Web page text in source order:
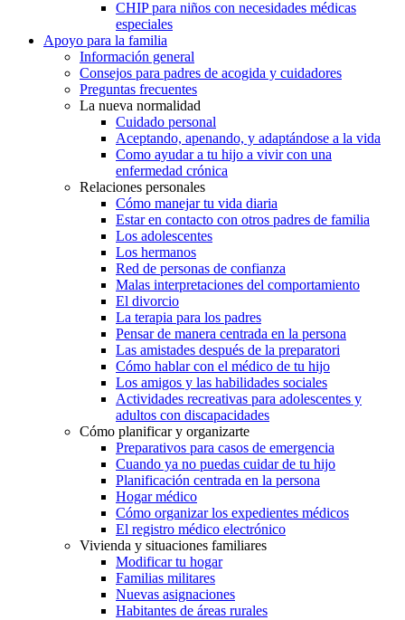
CHIP para niños con necesidades médicas
especiales
Apoyo para la familia
Información general
Consejos para padres de acogida y cuidadores
Preguntas frecuentes
La nueva normalidad
Cuidado personal
Aceptando, apenando, y adaptándose a la vida
Como ayudar a tu hijo a vivir con una
enfermedad crónica
Relaciones personales
Cómo manejar tu vida diaria
Estar en contacto con otros padres de familia
Los adolescentes
Los hermanos
Red de personas de confianza
Malas interpretaciones del comportamiento
El divorcio
La terapia para los padres
Pensar de manera centrada en la persona
Las amistades después de la preparatori
Cómo hablar con el médico de tu hijo
Los amigos y las habilidades sociales
Actividades recreativas para adolescentes y
adultos con discapacidades
Cómo planificar y organizarte
Preparativos para casos de emergencia
Cuando ya no puedas cuidar de tu hijo
Planificación centrada en la persona
Hogar médico
Cómo organizar los expedientes médicos
El registro médico electrónico
Vivienda y situaciones familiares
Modificar tu hogar
Familias militares
Nuevas asignaciones
Habitantes de áreas rurales